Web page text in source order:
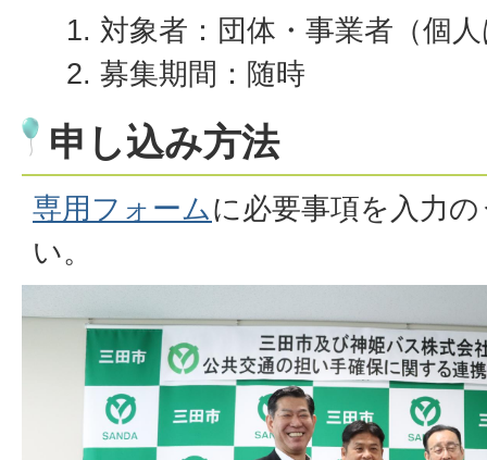
対象者：団体・事業者（個
募集期間：随時
申し込み方法
専用フォームに必要事項を入力
い。